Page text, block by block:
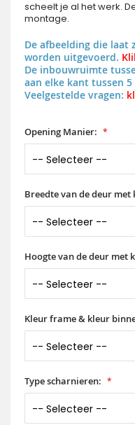
scheelt je al het werk.
montage.
De afbeelding die laat
worden uitgevoerd.
De inbouwruimte
aan elke kant tussen
Veelgestelde vragen:
Opening Manier:
Breedte van de deur met
Hoogte van de deur met
Kleur frame & kleur
Type scharnieren: